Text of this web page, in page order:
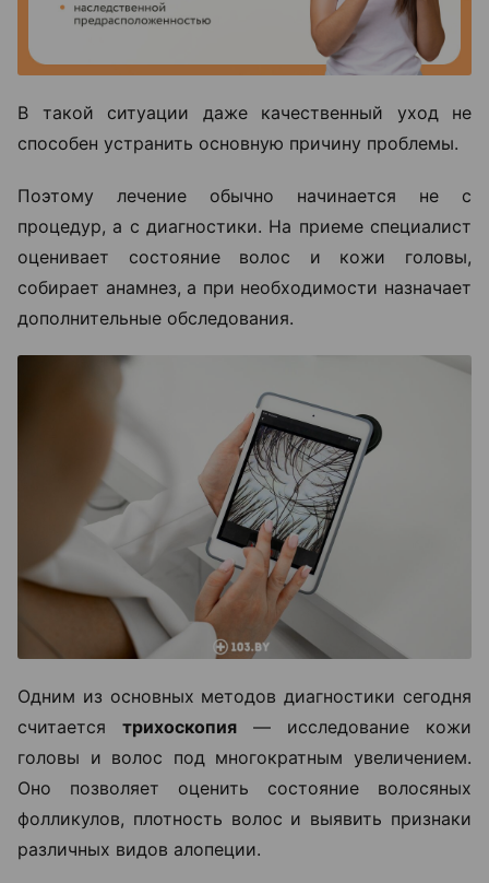
В такой ситуации даже качественный уход не
способен устранить основную причину проблемы.
Поэтому лечение обычно начинается не с
процедур, а с диагностики. На приеме специалист
оценивает состояние волос и кожи головы,
собирает анамнез, а при необходимости назначает
дополнительные обследования.
Одним из основных методов диагностики сегодня
считается трихоскопия — исследование кожи
головы и волос под многократным увеличением.
Оно позволяет оценить состояние волосяных
фолликулов, плотность волос и выявить признаки
различных видов алопеции.